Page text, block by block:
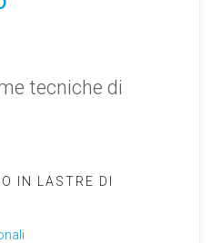
tecniche di
IN LASTRE DI